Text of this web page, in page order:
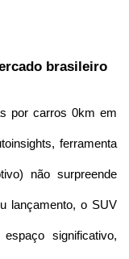
brasileiro
por carros 0km em
ferramenta
não surpreende
lançamento, o SUV
significativo,